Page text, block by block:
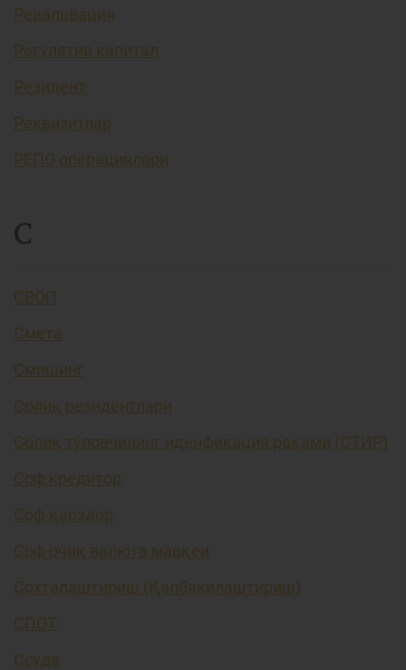
Ревальвация
Регулятив капитал
Резидент
Реквизитлар
РЕПО операциялари
С
СВОП
Смета
Смишинг
Солиқ резидентлари
Солиқ тўловчининг иденфикация рақами (СТИР)
Соф кредитор
Соф қарздор
Соф очиқ валюта мавқеи
Сохталаштириш (Қалбакилаштириш)
СПОТ
Ссуда